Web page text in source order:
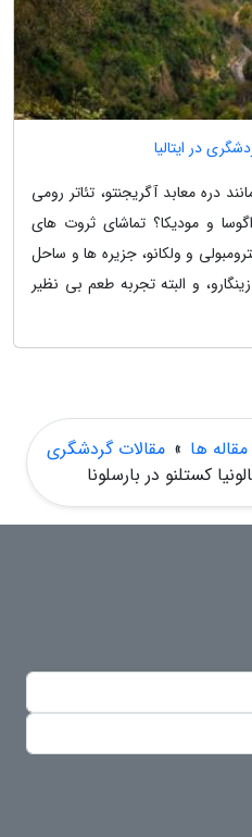
در ایتالیا
دره معابد آگریجنتو، تئاتر رومی
و مودیکا؟ تماشای ثروت های
و ولکانو، جزیره ها و ساحل
و البته تجربه طعم بی نظیر
ها » مقالات گردشگری